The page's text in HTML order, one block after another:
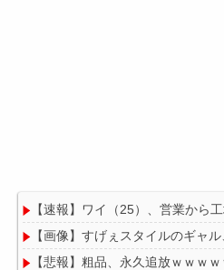
【速報】ワイ（25）、営業から
【画像】すげぇスタイルのギャ
【悲報】粗品、永久追放ｗｗｗ